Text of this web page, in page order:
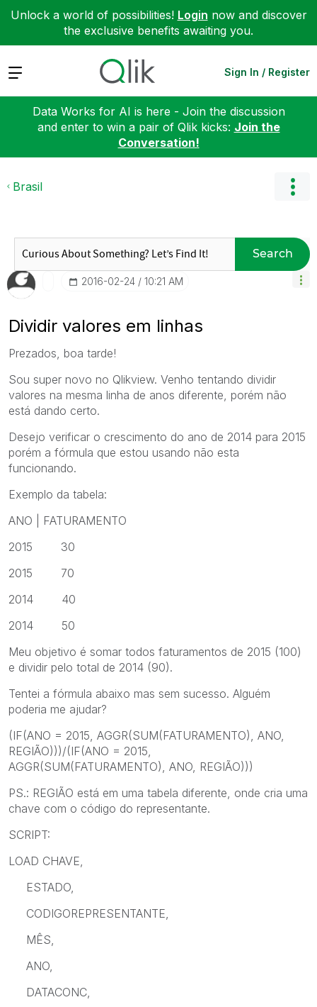
Unlock a world of possibilities! Login now and discover
the exclusive benefits awaiting you.
Expand Sign In / Register
Data Works for AI is here - Join the discussion
and enter to win a pair of Qlik kicks: Join the
Conversation!
Brasil
Search
‎2016-02-24 10:21 AM
Dividir valores em linhas
Prezados, boa tarde!
Sou super novo no Qlikview. Venho tentando dividir
valores na mesma linha de anos diferente, porém não
está dando certo.
Desejo verificar o crescimento do ano de 2014 para 2015
porém a fórmula que estou usando não esta
funcionando.
Exemplo da tabela:
ANO | FATURAMENTO
2015 30
2015 70
2014 40
2014 50
Meu objetivo é somar todos faturamentos de 2015 (100)
e dividir pelo total de 2014 (90).
Tentei a fórmula abaixo mas sem sucesso. Alguém
poderia me ajudar?
(IF(ANO = 2015, AGGR(SUM(FATURAMENTO), ANO,
REGIÃO)))/(IF(ANO = 2015,
AGGR(SUM(FATURAMENTO), ANO, REGIÃO)))
PS.: REGIÃO está em uma tabela diferente, onde cria uma
chave com o código do representante.
SCRIPT:
LOAD CHAVE,
ESTADO,
CODIGOREPRESENTANTE,
MÊS,
ANO,
DATACONC,